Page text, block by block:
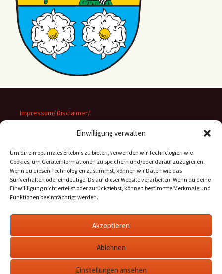
Einwilligung verwalten
Um dir ein optimales Erlebnis zu bieten, verwenden wir Technologien wie
Cookies, um Geräteinformationen zu speichern und/oder darauf zuzugreifen.
Wenn du diesen Technologien zustimmst, können wir Daten wie das
Surfverhalten oder eindeutige IDs auf dieser Website verarbeiten. Wenn du deine
Einwillligung nicht erteilst oder zurückziehst, können bestimmte Merkmale und
Funktionen beeinträchtigt werden.
Akzeptieren
Ablehnen
Einstellungen ansehen
Impressum/ Disclaimer/
Datenschutz
Suchen
nach: